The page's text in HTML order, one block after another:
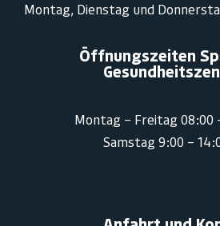
Montag, Dienstag und
Öffnungszeiten
Montag – Freitag 08:00
Samstag 9:00 –